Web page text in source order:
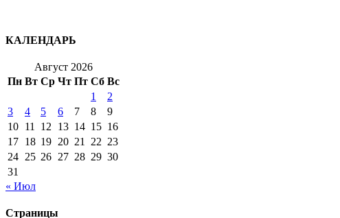
КАЛЕНДАРЬ
Август 2026
Пн Вт Ср Чт Пт Сб Вс
1
2
3
4 5 6 7 8
9
10 11 12 13 14 15 16
17 18 19 20 21 22 23
24 25 26 27 28 29 30
31
« Июл
Страницы